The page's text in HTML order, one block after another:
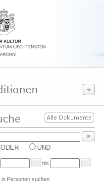
ODER UND
bis
in Personen suchen